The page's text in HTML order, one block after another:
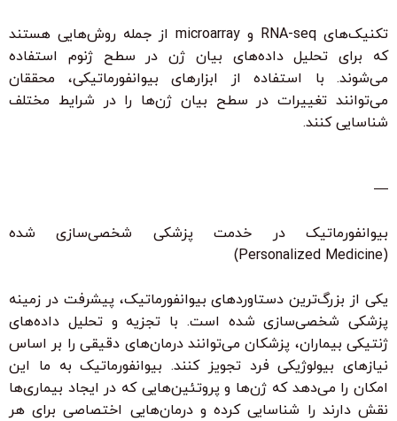
تکنیک‌های RNA-seq و microarray از جمله روش‌هایی هستند
که برای تحلیل داده‌های بیان ژن در سطح ژنوم استفاده
می‌شوند. با استفاده از ابزارهای بیوانفورماتیکی، محققان
می‌توانند تغییرات در سطح بیان ژن‌ها را در شرایط مختلف
شناسایی کنند.
—
بیوانفورماتیک در خدمت پزشکی شخصی‌سازی شده
(Personalized Medicine)
یکی از بزرگ‌ترین دستاوردهای بیوانفورماتیک، پیشرفت در زمینه
پزشکی شخصی‌سازی شده است. با تجزیه و تحلیل داده‌های
ژنتیکی بیماران، پزشکان می‌توانند درمان‌های دقیقی را بر اساس
نیازهای بیولوژیکی فرد تجویز کنند. بیوانفورماتیک به ما این
امکان را می‌دهد که ژن‌ها و پروتئین‌هایی که در ایجاد بیماری‌ها
نقش دارند را شناسایی کرده و درمان‌هایی اختصاصی برای هر